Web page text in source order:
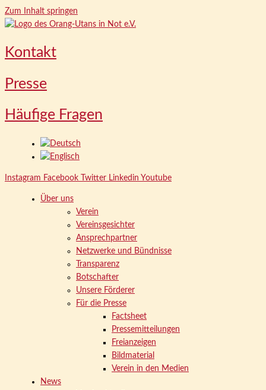
Zum Inhalt springen
Kontakt
Presse
Häufige Fragen
Instagram Facebook Twitter Linkedin Youtube
Über uns
Verein
Vereinsgesichter
Ansprechpartner
Netzwerke und Bündnisse
Transparenz
Botschafter
Unsere Förderer
Für die Presse
Factsheet
Pressemitteilungen
Freianzeigen
Bildmaterial
Verein in den Medien
News